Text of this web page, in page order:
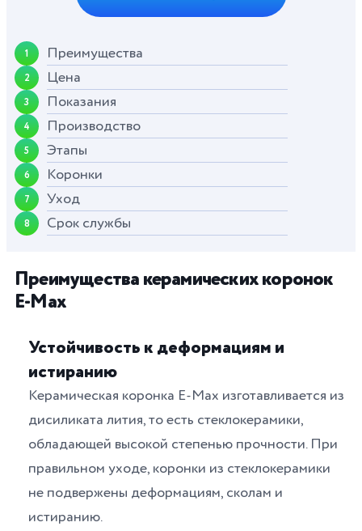
1 Преимущества
2 Цена
3 Показания
4 Производство
5 Этапы
6 Коронки
7 Уход
8 Срок службы
Преимущества керамических коронок
E-Max
Устойчивость к деформациям и
истиранию
Керамическая коронка E-Max изготавливается из
дисиликата лития, то есть стеклокерамики,
обладающей высокой степенью прочности. При
правильном уходе, коронки из стеклокерамики
не подвержены деформациям, сколам и
истиранию.